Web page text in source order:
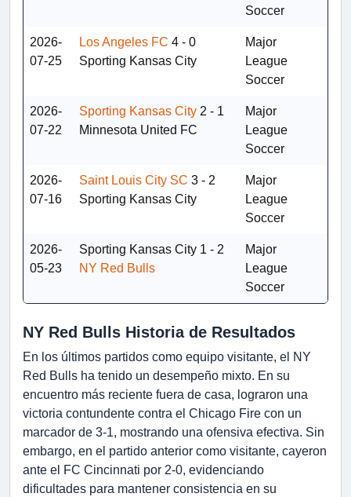
Soccer
2026-
07-25
Los Angeles FC 4 - 0
Sporting Kansas City
Major
League
Soccer
2026-
07-22
Sporting Kansas City 2 - 1
Minnesota United FC
Major
League
Soccer
2026-
07-16
Saint Louis City SC 3 - 2
Sporting Kansas City
Major
League
Soccer
2026-
05-23
Sporting Kansas City 1 - 2
NY Red Bulls
Major
League
Soccer
NY Red Bulls Historia de Resultados
En los últimos partidos como equipo visitante, el NY
Red Bulls ha tenido un desempeño mixto. En su
encuentro más reciente fuera de casa, lograron una
victoria contundente contra el Chicago Fire con un
marcador de 3-1, mostrando una ofensiva efectiva. Sin
embargo, en el partido anterior como visitante, cayeron
ante el FC Cincinnati por 2-0, evidenciando
dificultades para mantener consistencia en su